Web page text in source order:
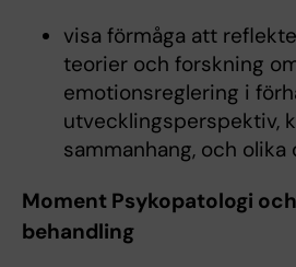
visa förmåga att
teorier och forskning
emotionsreglering i
utvecklingsperspektiv,
sammanhang, och olika
Moment Psykopatologi
behandling